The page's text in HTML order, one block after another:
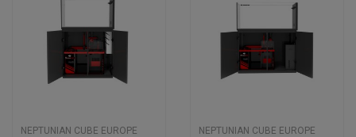
NEPTUNIAN CUBE EUROPE NEPTUNIAN CUBE EUROPE